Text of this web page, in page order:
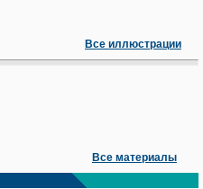
Все иллюстрации
Все материалы